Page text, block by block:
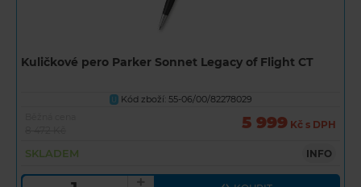
Kuličkové pero Parker Sonnet Legacy of Flight CT
U Kód zboží: 55-06/00/82278029
5 999 Kč s DPH
SKLADEM INFO